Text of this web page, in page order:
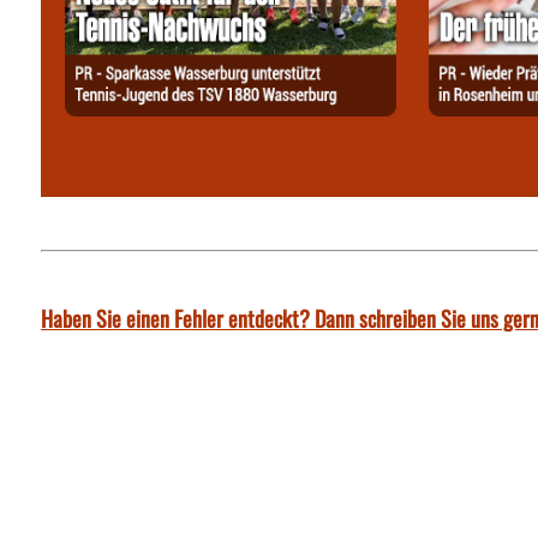
Haben Sie einen Fehler entdeckt? Dann schreiben Sie uns